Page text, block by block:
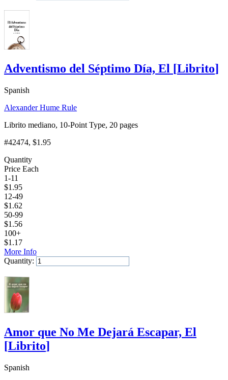
Adventismo del Séptimo Día, El [Librito]
Spanish
Alexander Hume Rule
Librito mediano, 10-Point Type, 20 pages
#42474, $1.95
Quantity
Price Each
1-11
$1.95
12-49
$1.62
50-99
$1.56
100+
$1.17
More Info
Quantity:
Amor que No Me Dejará Escapar, El
[Librito]
Spanish